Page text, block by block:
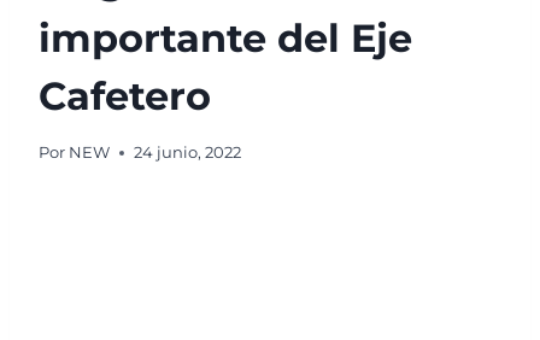
importante del Eje
Cafetero
Por NEW 24 junio, 2022